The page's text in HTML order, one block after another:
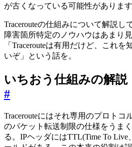
が古くなっている可能性があります
Tracerouteの仕組みについて解説し
障害箇所特定のノウハウはあまり
「Tracerouteは有用だけど、これ
いぞ」という話を。
いちおう仕組みの解説
#
Tracerouteにはそれ専用のプロトコ
のパケット転送制限の仕様をうま
る。IPヘッダにはTTL(Time To Live